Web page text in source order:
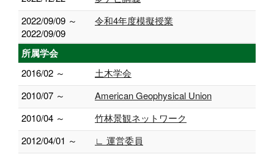
2022/09/09 ～
2022/09/09
令和4年度模擬授業
所属学会
2016/02 ～
土木学会
2010/07 ～
American Geophysical Union
2010/04 ～
竹林景観ネットワーク
2012/04/01 ～
∟ 運営委員